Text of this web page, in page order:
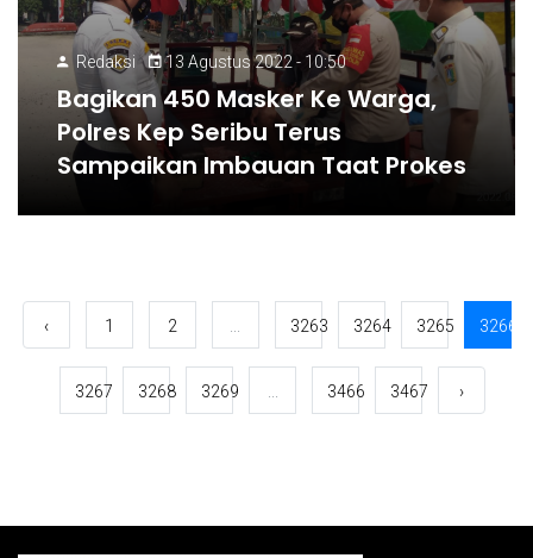
Redaksi 13 Agustus 2022 - 10:50
Bagikan 450 Masker Ke Warga,
Polres Kep Seribu Terus
Sampaikan Imbauan Taat Prokes
‹ 1 2 3263 3264 3265 3266
3267 3268 3269 3466 3467 ›